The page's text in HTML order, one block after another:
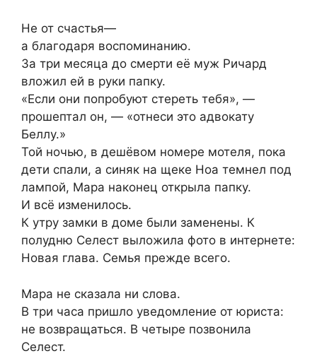
Не от счастья—
а благодаря воспоминанию.
За три месяца до смерти её муж Ричард
вложил ей в руки папку.
«Если они попробуют стереть тебя», —
прошептал он, — «отнеси это адвокату
Беллу.»
Той ночью, в дешёвом номере мотеля, пока
дети спали, а синяк на щеке Ноа темнел под
лампой, Мара наконец открыла папку.
И всё изменилось.
К утру замки в доме были заменены. К
полудню Селест выложила фото в интернете:
Новая глава. Семья прежде всего.
Мара не сказала ни слова.
В три часа пришло уведомление от юриста:
не возвращаться. В четыре позвонила
Селест.